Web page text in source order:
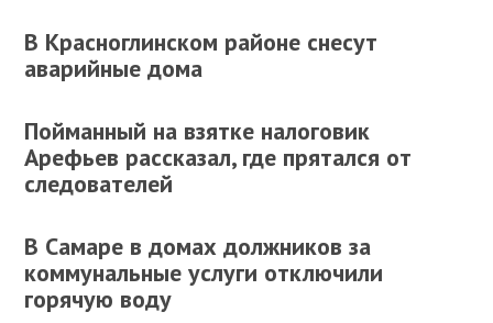
В Красноглинском районе снесут
аварийные дома
Пойманный на взятке налоговик
Арефьев рассказал, где прятался от
следователей
В Самаре в домах должников за
коммунальные услуги отключили
горячую воду